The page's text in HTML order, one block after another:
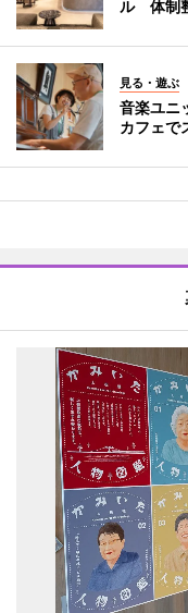
ル 体制
見る・遊ぶ
音楽ユニ
カフェで